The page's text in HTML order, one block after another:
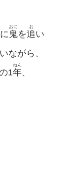
に 鬼
おに
を追
お
い
ながら、
1年
ねん
、